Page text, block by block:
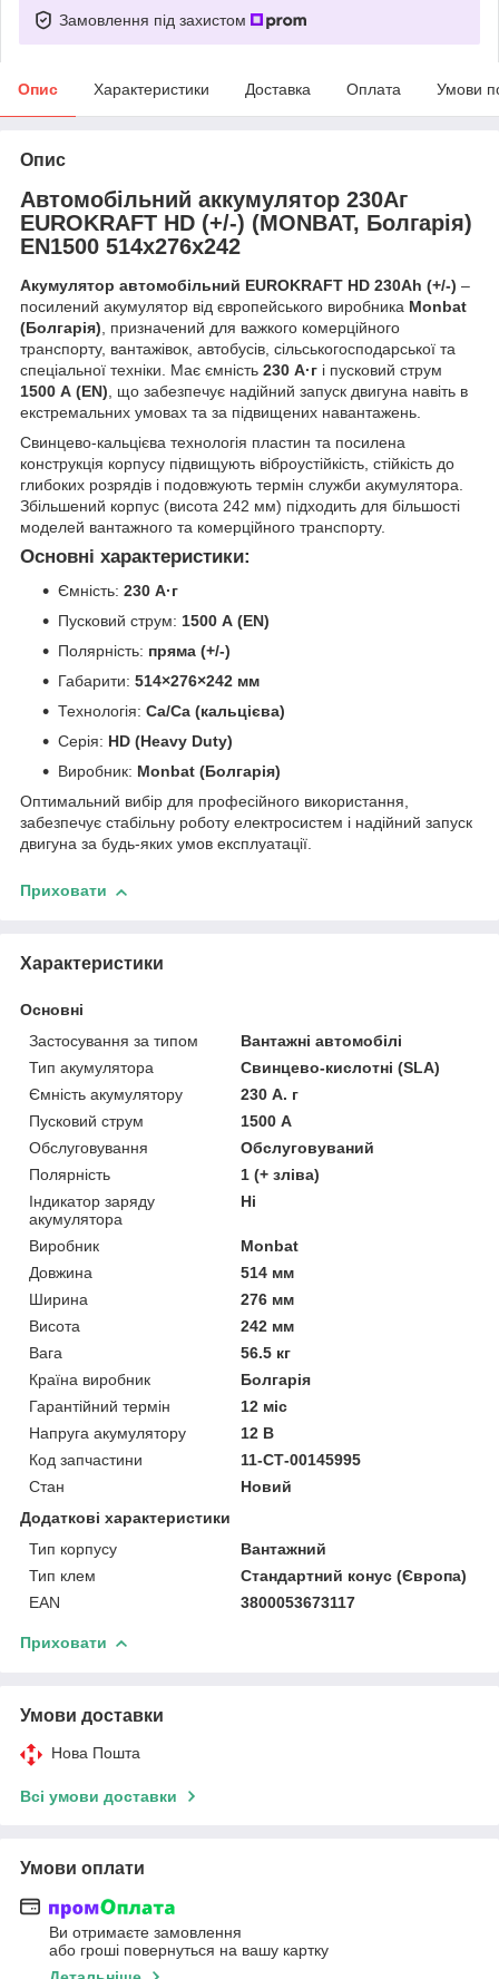
Замовлення під захистом
Опис Характеристики Доставка Оплата Умови
Опис
Автомобільний аккумулятор 230Aг
EUROKRAFT HD (+/-) (MONBAT, Болгарія)
EN1500 514x276x242
Акумулятор автомобільний EUROKRAFT HD 230Ah (+/-) –
посилений акумулятор від європейського виробника Monbat
(Болгарія), призначений для важкого комерційного
транспорту, вантажівок, автобусів, сільськогосподарської та
спеціальної техніки. Має ємність 230 А·г і пусковий струм
1500 А (EN), що забезпечує надійний запуск двигуна навіть в
екстремальних умовах та за підвищених навантажень.
Свинцево-кальцієва технологія пластин та посилена
конструкція корпусу підвищують віброустійкість, стійкість до
глибоких розрядів і подовжують термін служби акумулятора.
Збільшений корпус (висота 242 мм) підходить для більшості
моделей вантажного та комерційного транспорту.
Основні характеристики:
Ємність: 230 А·г
Пусковий струм: 1500 А (EN)
Полярність: пряма (+/-)
Габарити: 514×276×242 мм
Технологія: Ca/Ca (кальцієва)
Серія: HD (Heavy Duty)
Виробник: Monbat (Болгарія)
Оптимальний вибір для професійного використання,
забезпечує стабільну роботу електросистем і надійний запуск
двигуна за будь-яких умов експлуатації.
Приховати
Характеристики
Основні
Застосування за типом
Вантажні автомобілі
Тип акумулятора
Свинцево-кислотні (SLA)
Ємність акумулятору
230 А. г
Пусковий струм
1500 А
Обслуговування
Обслуговуваний
Полярність
1 (+ зліва)
Індикатор заряду
акумулятора
Ні
Виробник
Monbat
Довжина
514 мм
Ширина
276 мм
Висота
242 мм
Вага
56.5 кг
Країна виробник
Болгарія
Гарантійний термін
12 міс
Напруга акумулятору
12 В
Код запчастини
11-СТ-00145995
Стан
Новий
Додаткові характеристики
Тип корпусу
Вантажний
Тип клем
Стандартний конус (Європа)
EAN
3800053673117
Приховати
Умови доставки
Нова Пошта
Всі умови доставки
Умови оплати
Ви отримаєте замовлення
або гроші повернуться на вашу картку